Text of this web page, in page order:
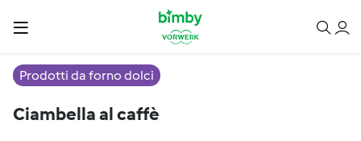
Prodotti da forno dolci
Ciambella al caffè